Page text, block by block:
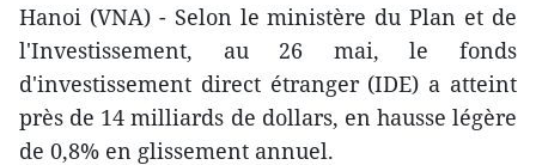
Hanoi (VNA) - Selon le ministère du Plan et de
l'Investissement, au 26 mai, le fonds
d'investissement direct étranger (IDE) a atteint
près de 14 milliards de dollars, en hausse légère
de 0,8% en glissement annuel.